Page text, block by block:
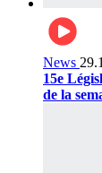
News
15e
de la